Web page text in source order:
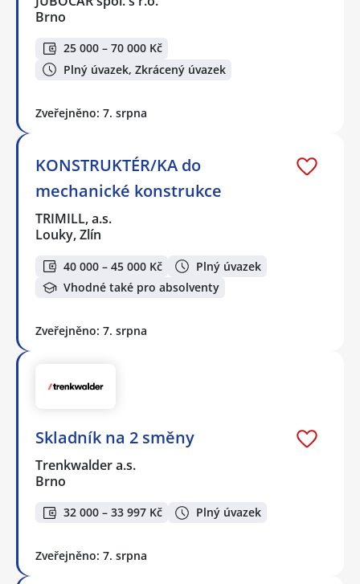
Brno
25 000 – 70 000 Kč
Plný úvazek, Zkrácený úvazek
Zveřejněno: 7. srpna
KONSTRUKTÉR/KA do
mechanické konstrukce
TRIMILL, a.s.
Louky, Zlín
40 000 – 45 000 Kč
Plný úvazek
Vhodné také pro absolventy
Zveřejněno: 7. srpna
Skladník na 2 směny
Trenkwalder a.s.
Brno
32 000 – 33 997 Kč Plný úvazek
Zveřejněno: 7. srpna